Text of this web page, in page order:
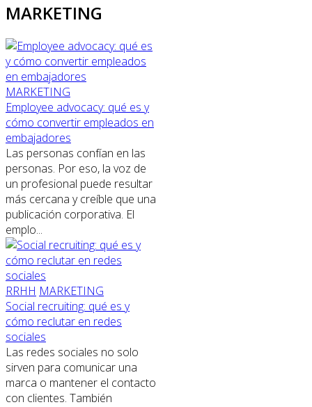
MARKETING
MARKETING
Employee advocacy: qué es y
cómo convertir empleados en
embajadores
Las personas confían en las
personas. Por eso, la voz de
un profesional puede resultar
más cercana y creíble que una
publicación corporativa. El
emplo...
RRHH MARKETING
Social recruiting: qué es y
cómo reclutar en redes
sociales
Las redes sociales no solo
sirven para comunicar una
marca o mantener el contacto
con clientes. También